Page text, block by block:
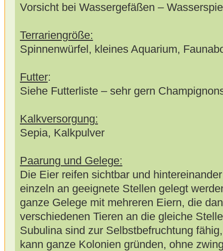
Vorsicht bei Wassergefäßen –
Terrariengröße:
Spinnenwürfel, kleines Aquarium,
Futter:
Siehe Futterliste – sehr gern
Kalkversorgung:
Sepia, Kalkpulver
Paarung und Gelege:
Die Eier reifen sichtbar und
einzeln an geeignete Stellen gelegt
ganze Gelege mit mehreren Eiern, die
verschiedenen Tieren an die gleiche
Subulina sind zur Selbstbefruchtung
kann ganze Kolonien gründen, ohne